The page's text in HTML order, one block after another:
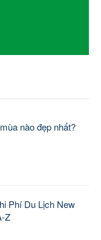
nào đẹp nhất?
Phí Du Lịch New
Z